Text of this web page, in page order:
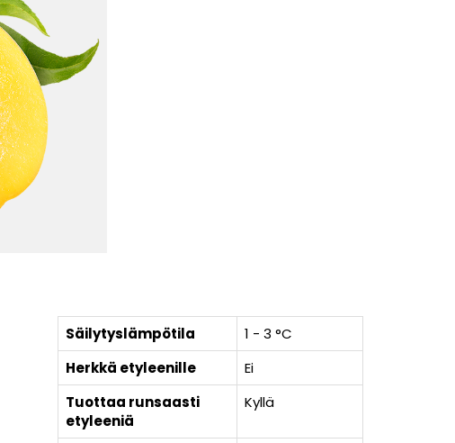
Säilytyslämpötila
1 - 3 °C
Herkkä etyleenille
Ei
Tuottaa runsaasti
etyleeniä
Kyllä